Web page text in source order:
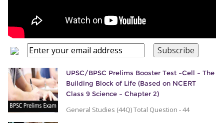
UPSC/BPSC Prelims Booster Test –Cell – The
Building Block of Life (Based on NCERT
Class 9 Science – Chapter 2)
General Studies (44Q) Total Question - 44